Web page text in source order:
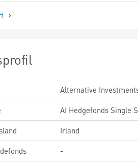
Alternative
AI Hedgefonds Single
Irland
-